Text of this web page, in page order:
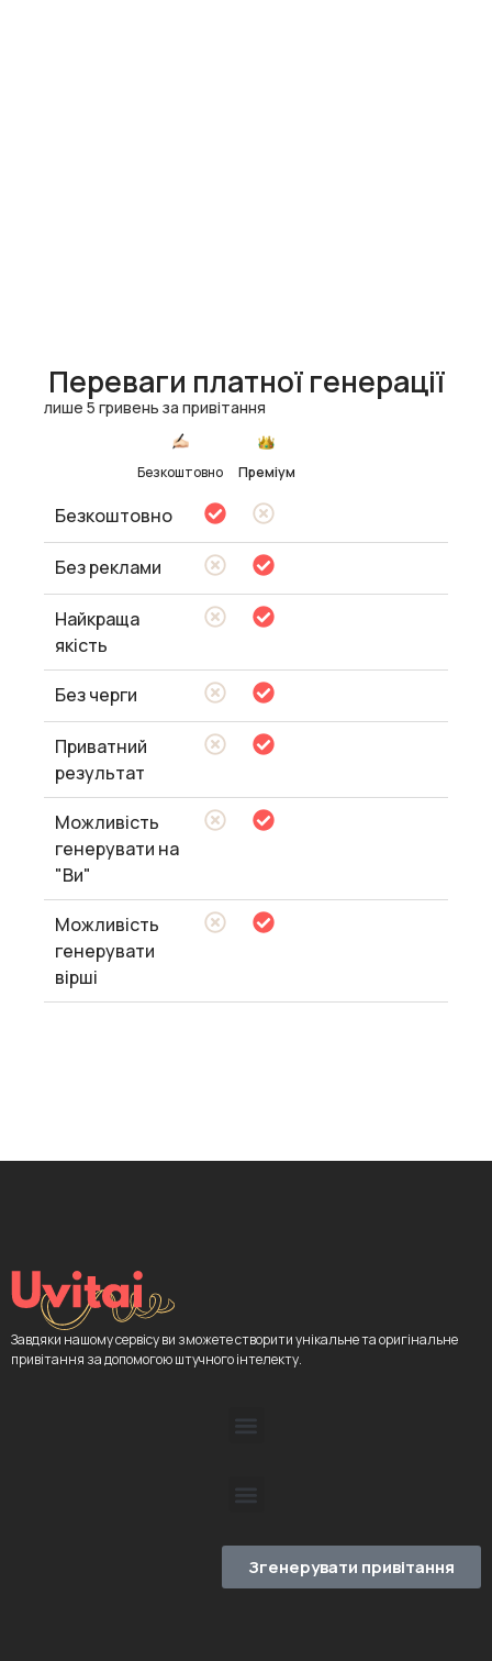
Переваги платної генерації
лише 5 гривень за привітання
Безкоштовно Преміум
Безкоштовно
Без реклами
Найкраща
якість
Без черги
Приватний
результат
Можливість
генерувати на
"Ви"
Можливість
генерувати
вірші
Завдяки нашому сервісу ви зможете створити унікальне та оригінальне
привітання за допомогою штучного інтелекту.
Згенерувати привітання